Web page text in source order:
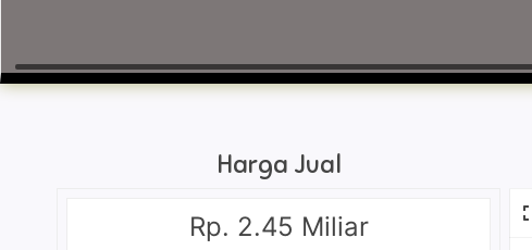
Harga Jual
Rp. 2.45 Miliar